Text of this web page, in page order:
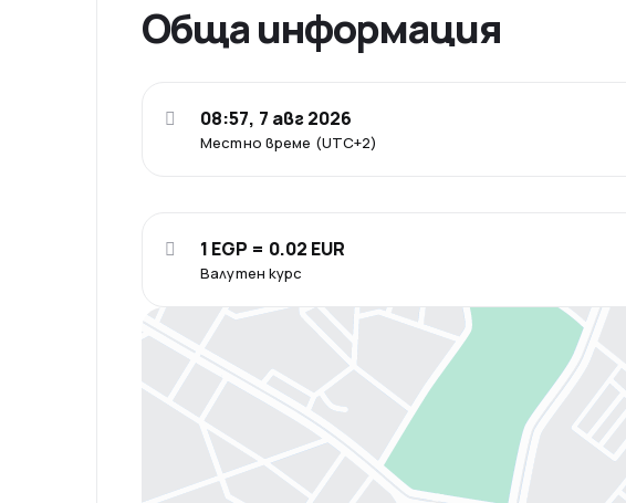
Обща информация
Местно време (UTC+2)
08:57, 7 авг 2026
Валутен курс
1 EGP = 0.02 EUR